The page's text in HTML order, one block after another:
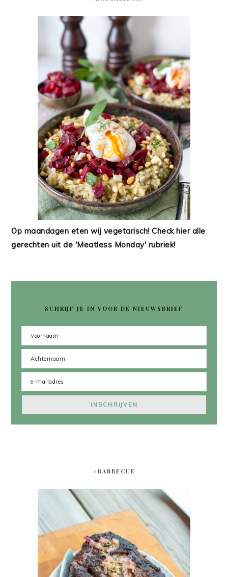
Op maandagen eten wij vegetarisch! Check hier alle
gerechten uit de 'Meatless Monday' rubriek!
SCHRIJF JE IN VOOR DE NIEUWSBRIEF
#BARBECUE